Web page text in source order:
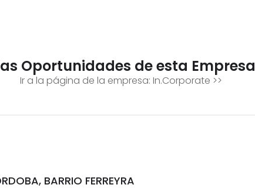
Oportunidades de esta Empresa
Ir a la página de la empresa: In.Corporate >>
BARRIO FERREYRA